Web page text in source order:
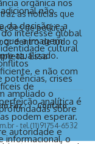
orgânica nos
interesse global
cultural
crises
ampliado o
sobre
informacional, o
não
da decisão, e a
que a imagem
Essa
e não com
de
analítica é
podem esperar.
autoridade e
traz as notícias que
de política,
dentro de tudo o
atualizado.
- tel.(11)91754-6532
Faz Contato